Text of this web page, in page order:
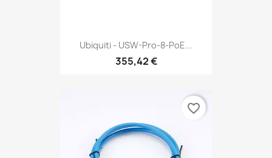
Ubiquiti - USW-Pro-8-PoE...
355,42 €
favorite_border